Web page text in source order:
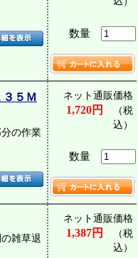
数量
５Ｍ
の作業
ネット通販価格
1,720円
（税
込）
数量
雑草退
ネット通販価格
1,387円
（税
込）